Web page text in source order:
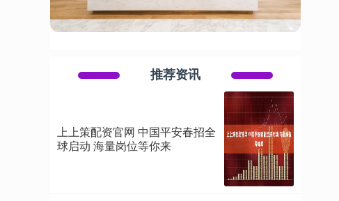
推荐资讯
上上策配资官网 中国平安春招全
球启动 海量岗位等你来